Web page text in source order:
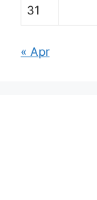
31
« Apr